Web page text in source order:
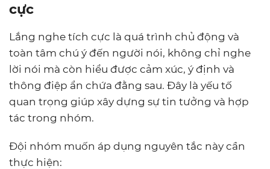
cực
Lắng nghe tích cực là quá trình chủ động và
toàn tâm chú ý đến người nói, không chỉ nghe
lời nói mà còn hiểu được cảm xúc, ý định và
thông điệp ẩn chứa đằng sau. Đây là yếu tố
quan trọng giúp xây dựng sự tin tưởng và hợp
tác trong nhóm.
Đội nhóm muốn áp dụng nguyên tắc này cần
thực hiện: